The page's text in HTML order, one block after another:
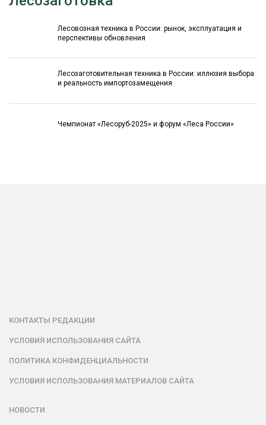
Лесовозная техника в России: рынок, эксплуатация и
перспективы обновления
Лесозаготовительная техника в России: иллюзия выбора
и реальность импортозамещения
Чемпионат «Лесоруб-2025» и форум «Леса России»
КОНТАКТЫ РЕДАКЦИИ
УСЛОВИЯ ИСПОЛЬЗОВАНИЯ САЙТА
ПОЛИТИКА КОНФИДЕНЦИАЛЬНОСТИ
УСЛОВИЯ ИСПОЛЬЗОВАНИЯ МАТЕРИАЛОВ САЙТА
НОВОСТИ